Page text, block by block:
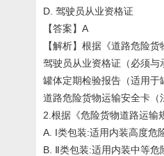
D. 驾驶员从业资格证
【答案】A
【解析】根据《道路危险
驾驶员从业资格证（必须与
罐体定期检验报告（适用于
道路危险货物运输安全卡（
2.根据《危险货物道路运输
A. I类包装:适用内装高度危
B. Ⅱ类包装:适用内装中等危